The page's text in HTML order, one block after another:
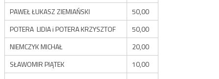
PAWEŁ ŁUKASZ ZIEMIAŃSKI
50,00
POTERA LIDIA i POTERA KRZYSZTOF
50,00
NIEMCZYK MICHAŁ
20,00
SŁAWOMIR PIĄTEK
10,00